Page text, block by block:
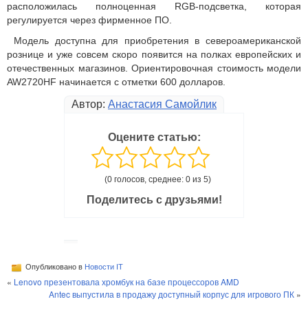
расположилась полноценная RGB-подсветка, которая
регулируется через фирменное ПО.
Модель доступна для приобретения в североамериканской
рознице и уже совсем скоро появится на полках европейских и
отечественных магазинов. Ориентировочная стоимость модели
AW2720HF начинается с отметки 600 долларов.
Автор: Анастасия Самойлик
Оцените статью:
(0 голосов, среднее: 0 из 5)
Поделитесь с друзьями!
Опубликовано в Новости IT
« Lenovo презентовала хромбук на базе процессоров AMD
Antec выпустила в продажу доступный корпус для игрового ПК »